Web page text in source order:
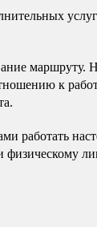
маршруту.
к
работать